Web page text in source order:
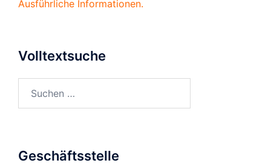
Ausführliche Informationen.
Volltextsuche
Geschäftsstelle